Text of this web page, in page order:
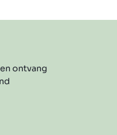
ontvang